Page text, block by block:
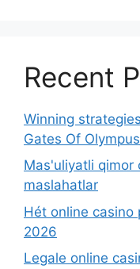
Recent
Winning
Gates Of Olympus
Mas'uliyatli qimor
maslahatlar
Hét online casino
2026
Legale online